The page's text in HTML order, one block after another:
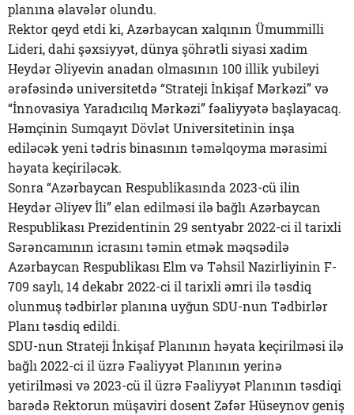
planına əlavələr olundu.
Rektor qeyd etdi ki, Azərbaycan xalqının Ümummilli
Lideri, dahi şəxsiyyət, dünya şöhrətli siyasi xadim
Heydər Əliyevin anadan olmasının 100 illik yubileyi
ərəfəsində universitetdə “Strateji İnkişaf Mərkəzi” və
“İnnovasiya Yaradıcılıq Mərkəzi” fəaliyyətə başlayacaq.
Həmçinin Sumqayıt Dövlət Universitetinin inşa
ediləcək yeni tədris binasının təməlqoyma mərasimi
həyata keçiriləcək.
Sonra “Azərbaycan Respublikasında 2023-cü ilin
Heydər Əliyev İli” elan edilməsi ilə bağlı Azərbaycan
Respublikası Prezidentinin 29 sentyabr 2022-ci il tarixli
Sərəncamının icrasını təmin etmək məqsədilə
Azərbaycan Respublikası Elm və Təhsil Nazirliyinin F-
709 saylı, 14 dekabr 2022-ci il tarixli əmri ilə təsdiq
olunmuş tədbirlər planına uyğun SDU-nun Tədbirlər
Planı təsdiq edildi.
SDU-nun Strateji İnkişaf Planının həyata keçirilməsi ilə
bağlı 2022-ci il üzrə Fəaliyyət Planının yerinə
yetirilməsi və 2023-cü il üzrə Fəaliyyət Planının təsdiqi
barədə Rektorun müşaviri dosent Zəfər Hüseynov geniş